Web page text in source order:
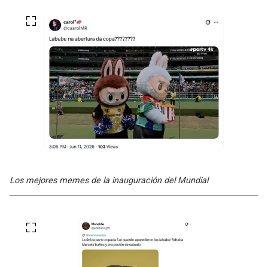
Los mejores memes de la inauguración del Mundial